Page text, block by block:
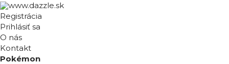
Registrácia
Prihlásiť sa
O nás
Kontakt
Pokémon